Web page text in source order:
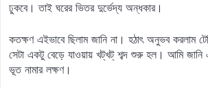
ঢুকবে। তাই ঘরের ভিতর দুর্ভেদ্য অন্ধকার।
কতক্ষণ এইভাবে ছিলাম জানি না। হঠাৎ অনুভব করলাম
সেটা একটু বেড়ে যাওয়ায় খট্‌খট্‌ শব্দ শুরু হল। আমি জানি এ
ভূত নামার লক্ষণ।